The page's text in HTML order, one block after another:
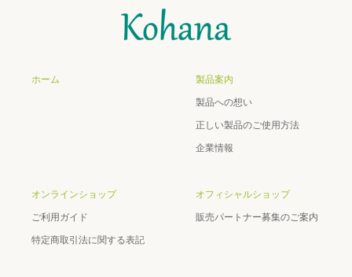
ホーム 製品案内
製品への想い
正しい製品のご使用方法
企業情報
オンラインショップ
ご利用ガイド
特定商取引法に関する表記
オフィシャルショップ
販売パートナー募集のご案内